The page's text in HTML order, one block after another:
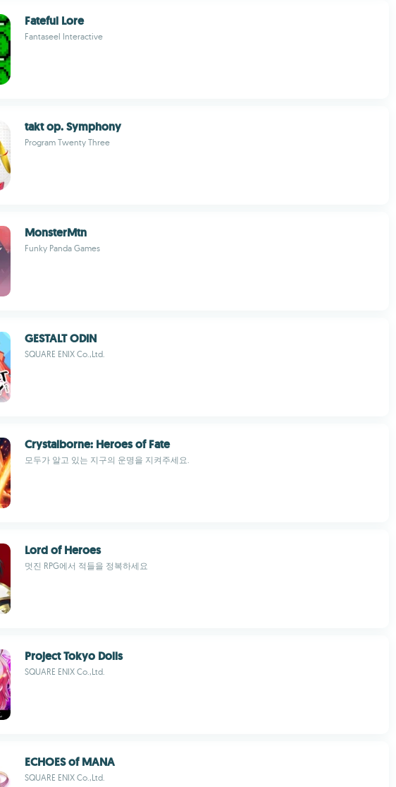
Fateful Lore
Fantaseel Interactive
takt op. Symphony
Program Twenty Three
MonsterMtn
Funky Panda Games
GESTALT ODIN
SQUARE ENIX Co.,Ltd.
Crystalborne: Heroes of Fate
모두가 알고 있는 지구의 운명을 지켜주세요.
Lord of Heroes
멋진 RPG에서 적들을 정복하세요
Project Tokyo Dolls
SQUARE ENIX Co.,Ltd.
ECHOES of MANA
SQUARE ENIX Co.,Ltd.